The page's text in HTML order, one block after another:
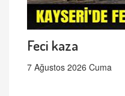
Feci kaza
7 Ağustos 2026 Cuma